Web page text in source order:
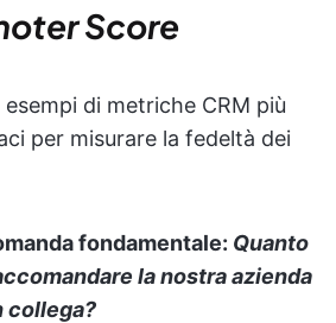
Score
esempi di metriche CRM più
per misurare la fedeltà dei
fondamentale: Quanto
la nostra azienda
collega?